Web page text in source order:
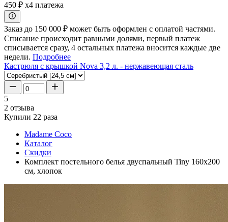
450 ₽ x4 платежа
Заказ до 150 000 ₽ может быть оформлен с оплатой частями.
Списание происходит равными долями, первый платеж
списывается сразу, 4 остальных платежа вносится каждые две
недели. Подробнее
Кастрюля с крышкой Nova 3,2 л. - нержавеющая сталь
5
2 отзыва
Купили 22 раза
Madame Coco
Каталог
Скидки
Комплект постельного белья двуспальный Tiny 160x200
см, хлопок